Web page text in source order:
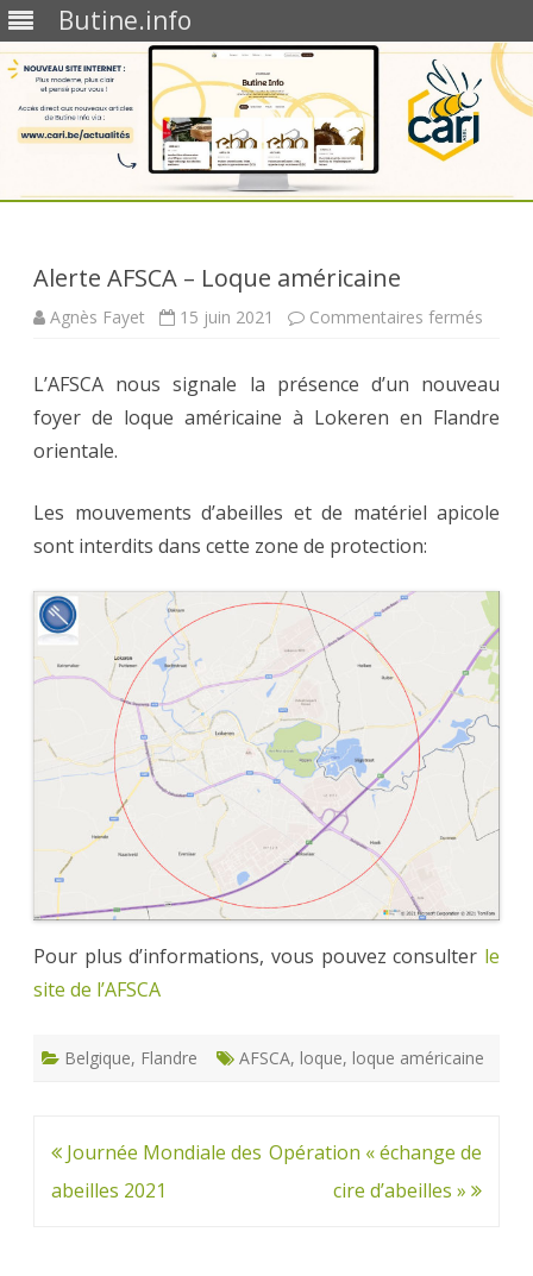
Butine.info
Alerte AFSCA – Loque américaine
Agnès Fayet 15 juin 2021 Commentaires fermés
Loque
L’AFSCA nous signale la présence d’un nouveau
foyer de loque américaine à Lokeren en Flandre
orientale.
Les mouvements d’abeilles et de matériel apicole
sont interdits dans cette zone de protection:
Pour plus d’informations, vous pouvez consulter le
site de l’AFSCA
Belgique, Flandre AFSCA, loque, loque américaine
Navigation
de
Journée Mondiale des
abeilles 2021
Opération « échange de
cire d’abeilles »